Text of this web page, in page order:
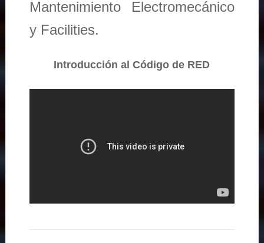
Mantenimiento Electromecánico
y Facilities.
Introducción al Código de RED